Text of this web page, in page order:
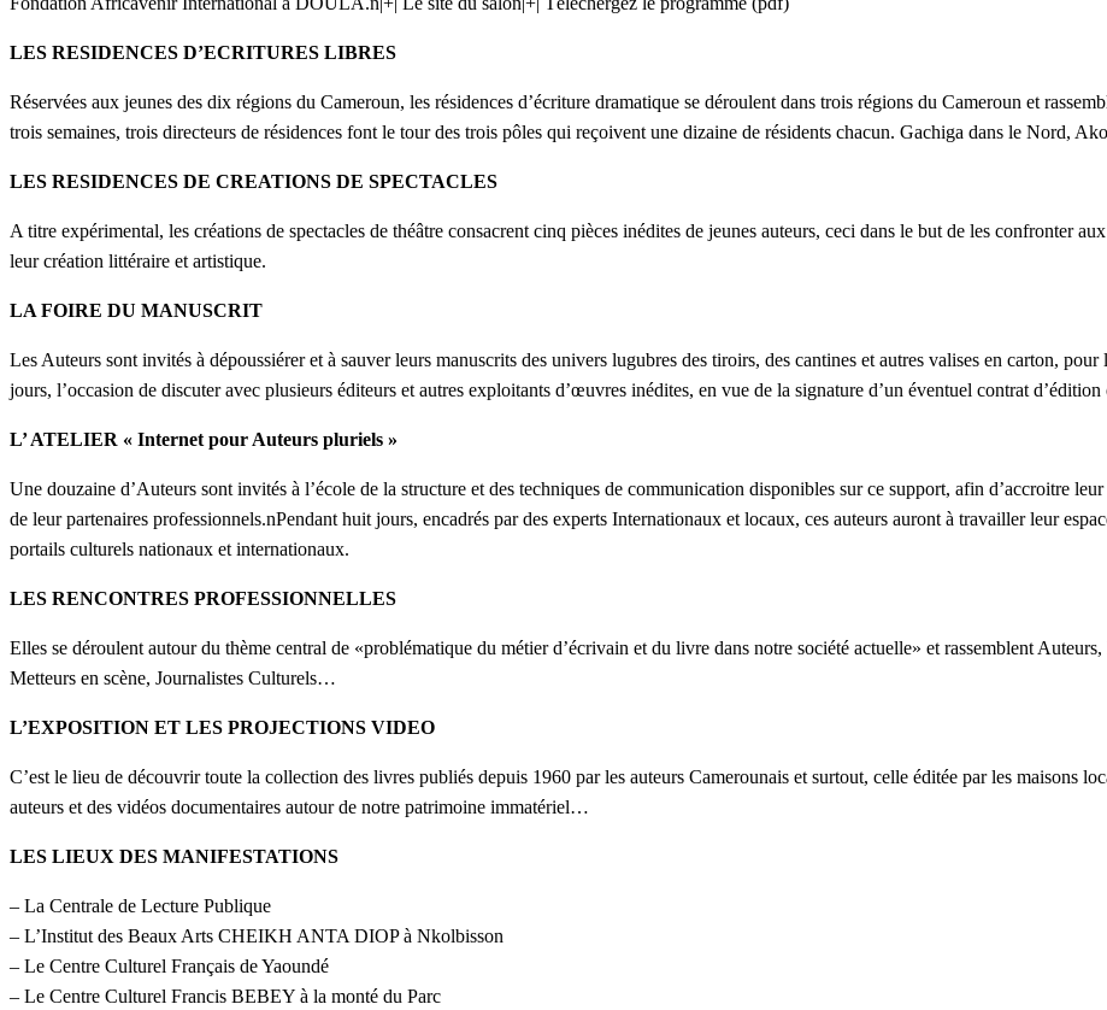
LES RESIDENCES D’ECRITURES LIBRES
Réservées aux jeunes des dix régions du Cameroun, les résidences d’écriture dramatique se déroulent dans trois régions du Cameroun et
trois semaines, trois directeurs de résidences font le tour des trois pôles qui reçoivent une dizaine de résidents chacun. Gachiga dans le Nord,
LES RESIDENCES DE CREATIONS DE SPECTACLES
A titre expérimental, les créations de spectacles de théâtre consacrent cinq pièces inédites de jeunes auteurs, ceci dans le but de les confronter
leur création littéraire et artistique.
LA FOIRE DU MANUSCRIT
Les Auteurs sont invités à dépoussiérer et à sauver leurs manuscrits des univers lugubres des tiroirs, des cantines et autres valises en carton,
jours, l’occasion de discuter avec plusieurs éditeurs et autres exploitants d’œuvres inédites, en vue de la signature d’un éventuel contrat
L’ ATELIER « Internet pour Auteurs pluriels »
Une douzaine d’Auteurs sont invités à l’école de la structure et des techniques de communication disponibles sur ce support, afin d’accroitre
de leur partenaires professionnels.nPendant huit jours, encadrés par des experts Internationaux et locaux, ces auteurs auront à travailler leur
portails culturels nationaux et internationaux.
LES RENCONTRES PROFESSIONNELLES
Elles se déroulent autour du thème central de «problématique du métier d’écrivain et du livre dans notre société actuelle» et rassemblent
Metteurs en scène, Journalistes Culturels…
L’EXPOSITION ET LES PROJECTIONS VIDEO
C’est le lieu de découvrir toute la collection des livres publiés depuis 1960 par les auteurs Camerounais et surtout, celle éditée par les maisons
auteurs et des vidéos documentaires autour de notre patrimoine immatériel…
LES LIEUX DES MANIFESTATIONS
– La Centrale de Lecture Publique
– L’Institut des Beaux Arts CHEIKH ANTA DIOP à Nkolbisson
– Le Centre Culturel Français de Yaoundé
– Le Centre Culturel Francis BEBEY à la monté du Parc